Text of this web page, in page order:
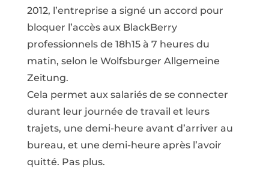
2012, l’entreprise a signé un accord pour
bloquer l’accès aux BlackBerry
professionnels de 18h15 à 7 heures du
matin, selon le Wolfsburger Allgemeine
Zeitung.
Cela permet aux salariés de se connecter
durant leur journée de travail et leurs
trajets, une demi-heure avant d’arriver au
bureau, et une demi-heure après l’avoir
quitté. Pas plus.